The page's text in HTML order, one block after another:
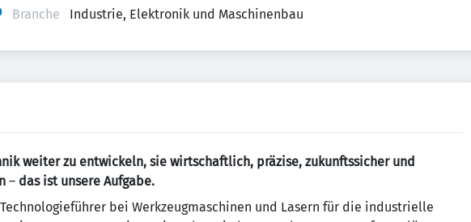
Branche
Industrie, Elektronik und Maschinenbau
weiter zu entwickeln, sie wirtschaftlich, präzise, zukunftssicher und
– das ist unsere Aufgabe.
bei Werkzeugmaschinen und Lasern für die industrielle